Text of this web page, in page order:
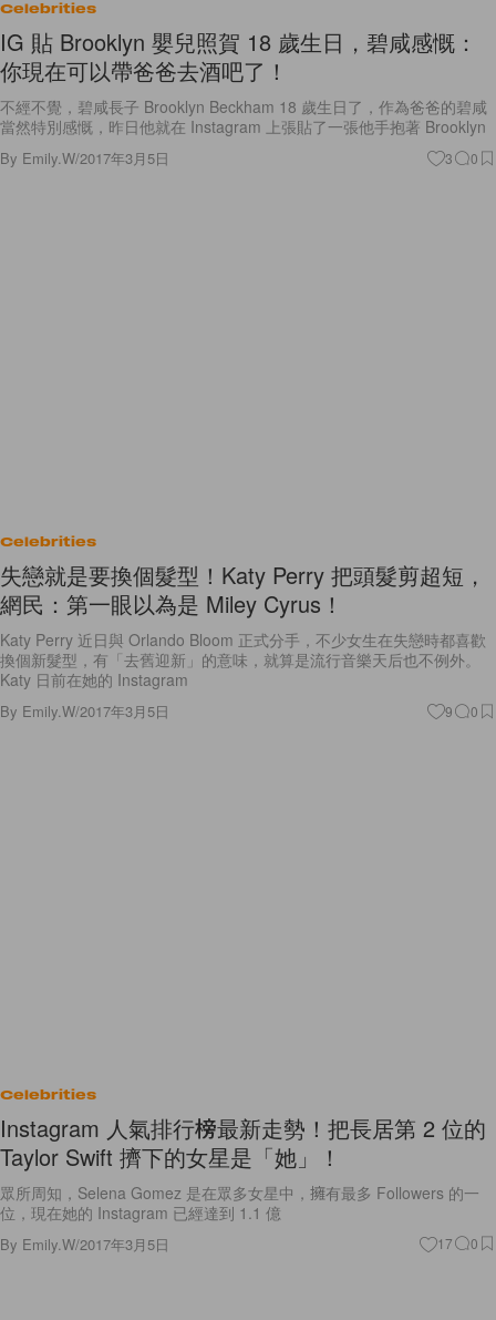
Celebrities
IG 貼 Brooklyn 嬰兒照賀 18 歲生日，碧咸感慨：
你現在可以帶爸爸去酒吧了！
不經不覺，碧咸長子 Brooklyn Beckham 18 歲生日了，作為爸爸的碧咸
當然特別感慨，昨日他就在 Instagram 上張貼了一張他手抱著 Brooklyn
By Emily.W/2017年3月5日 3 0
Celebrities
失戀就是要換個髮型！Katy Perry 把頭髮剪超短，
網民：第一眼以為是 Miley Cyrus！
Katy Perry 近日與 Orlando Bloom 正式分手，不少女生在失戀時都喜歡
換個新髮型，有「去舊迎新」的意味，就算是流行音樂天后也不例外。
Katy 日前在她的 Instagram
By Emily.W/2017年3月5日 9 0
Celebrities
Instagram 人氣排行榜最新走勢！把長居第 2 位的
Taylor Swift 擠下的女星是「她」！
眾所周知，Selena Gomez 是在眾多女星中，擁有最多 Followers 的一
位，現在她的 Instagram 已經達到 1.1 億
By Emily.W/2017年3月5日 17 0